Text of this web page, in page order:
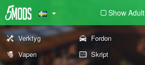
Show Adult
Verktyg Fordon
Vapen
Skript